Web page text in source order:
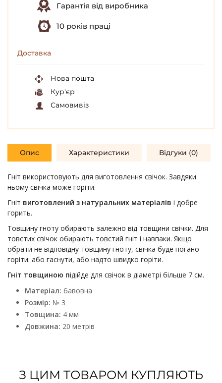
Гарантія від виробника
10 років праці
Доставка
Нова пошта
Кур'єр
Самовивіз
Опис Характеристики Відгуки (0)
Гніт використовують для виготовлення свічок. Завдяки
ньому свічка може горіти.
Гніт виготовлений з натуральних матеріалів і добре
горить.
Товщину гноту обирають залежно від товщини свічки. Для
товстих свічок обирають товстий гніт і навпаки. Якщо
обрати не відповідну товщину гноту, свічка буде погано
горіти: або гаснути, або надто швидко горіти.
Гніт товщиною підійде для свічок в діаметрі більше 7 см.
Матеріал: бавовна
Розмір: № 3
Товщина: 4 мм
Довжина: 20 метрів
З ЦИМ ТОВАРОМ КУПЛЯЮТЬ